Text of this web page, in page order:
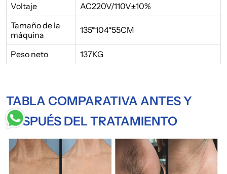
Voltaje
AC220V/110V±10%
Tamaño de la
máquina
135*104*55CM
Peso neto 137KG
TABLA COMPARATIVA ANTES Y
DESPUÉS DEL TRATAMIENTO